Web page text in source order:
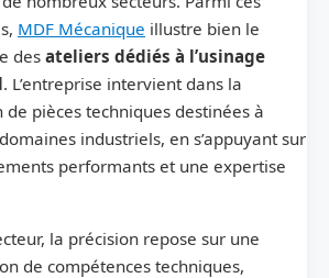
MDF Mécanique illustre bien le
des ateliers dédiés à l’usinage
. L’entreprise intervient dans la
pièces techniques destinées à
industriels, en s’appuyant sur
performants et une expertise
la précision repose sur une
de compétences techniques,